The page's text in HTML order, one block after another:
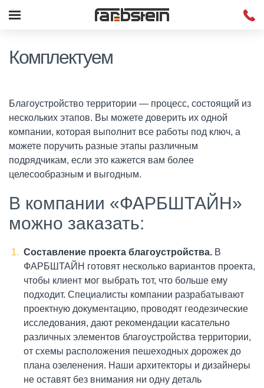
Комплектуем
Благоустройство территории — процесс, состоящий из
нескольких этапов. Вы можете доверить их одной
компании, которая выполнит все работы под ключ, а
можете поручить разные этапы различным
подрядчикам, если это кажется вам более
целесообразным и выгодным.
В компании «ФАРБШТАЙН»
можно заказать:
Составление проекта благоустройства. В
ФАРБШТАЙН готовят несколько вариантов проекта,
чтобы клиент мог выбрать тот, что больше ему
подходит. Специалисты компании разрабатывают
проектную документацию, проводят геодезические
исследования, дают рекомендации касательно
различных элементов благоустройства территории,
от схемы расположения пешеходных дорожек до
плана озеленения. Наши архитекторы и дизайнеры
не оставят без внимания ни одну деталь